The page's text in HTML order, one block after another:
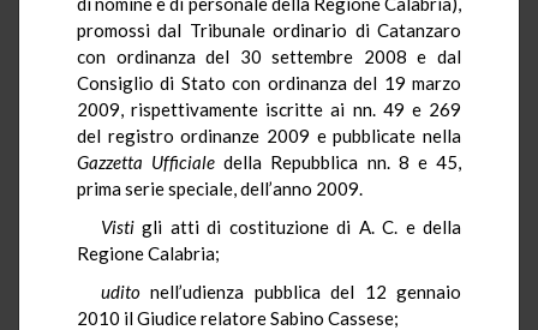
promossi dal Tribunale ordinario di Catanzaro
con ordinanza del 30 settembre 2008 e dal
Consiglio di Stato con ordinanza del 19 marzo
2009, rispettivamente iscritte ai nn. 49 e 269
del registro ordinanze 2009 e pubblicate nella
Gazzetta Ufficialedella Repubblica nn. 8 e 45,
prima serie speciale, dell’anno 2009.
Vistigli atti di costituzione di A. C. e della
Regione Calabria;
udito nell’udienza pubblica del 12 gennaio
2010 il Giudice relatore Sabino Cassese;